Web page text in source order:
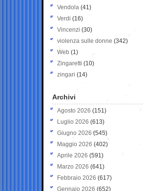
Vendola (41)
Verdi (16)
Vincenzi (30)
violenza sulle donne (342)
Web (1)
Zingaretti (10)
zingari (14)
Archivi
Agosto 2026 (151)
Luglio 2026 (613)
Giugno 2026 (545)
Maggio 2026 (402)
Aprile 2026 (591)
Marzo 2026 (641)
Febbraio 2026 (617)
Gennaio 2026 (652)